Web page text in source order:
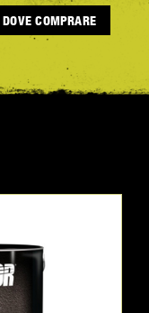
DOVE COMPRARE